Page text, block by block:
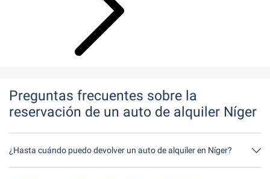
Preguntas frecuentes sobre la
reservación de un auto de alquiler Níger
¿Hasta cuándo puedo devolver un auto de alquiler en Níger?
En principio, puede devolver el auto de alquiler a cualquier hora